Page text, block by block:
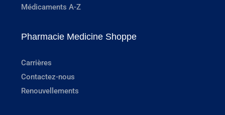
Médicaments A-Z
Pharmacie Medicine Shoppe
Carrières
Contactez-nous
Renouvellements